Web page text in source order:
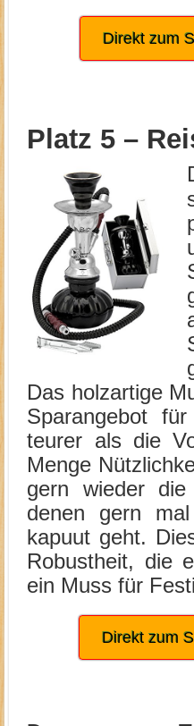
Direkt zum
Platz 5 –
Das holzartige
Sparangebot für
teurer als die
Menge
gern wieder
denen gern
kapuut geht.
Robustheit, die
ein Muss für
Direkt zum